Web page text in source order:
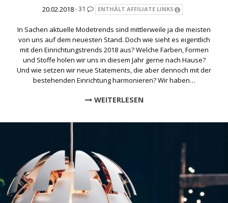
20.02.2018 · 31 ENTHÄLT AFFILIATE LINKS
In Sachen aktuelle Modetrends sind mittlerweile ja die meisten
von uns auf dem neuesten Stand. Doch wie sieht es eigentlich
mit den Einrichtungstrends 2018 aus? Welche Farben, Formen
und Stoffe holen wir uns in diesem Jahr gerne nach Hause?
Und wie setzen wir neue Statements, die aber dennoch mit der
bestehenden Einrichtung harmonieren? Wir haben…
WEITERLESEN